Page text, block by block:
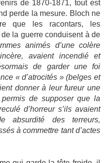
de 1870-1871, tout est
perde la mesure. Bloch ne
que les racontars, les
la guerre conduisent à de
animés d’une colère
avaient incendié et
de garder une foi
« d’atrocités » (belges et
donner à leur fureur une
de supposer que la
d’horreur s’ils avaient
absurdité des terreurs,
à commettre tant d’actes